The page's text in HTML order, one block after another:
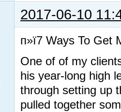
2017-06-10
п»ї7 Ways To Get
One of of my
his year-long high
through setting up
pulled together